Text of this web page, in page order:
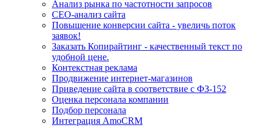
Анализ рынка по частотности запросов
СЕО-анализ сайта
Повышение конверсии сайта - увеличь поток
заявок!
Заказать Копирайтинг - качественный текст по
удобной цене.
Контекстная реклама
Продвижение интернет-магазинов
Приведение сайта в соответствие с ФЗ-152
Оценка персонала компании
Подбор персонала
Интеграция AmoCRM